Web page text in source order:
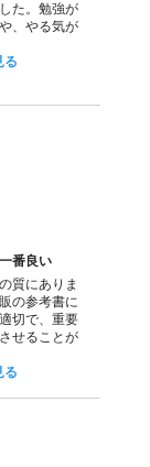
た。勉強が
、やる気が
、本当に助
る
番良い
質にありま
の参考書に
切で、重要
せることが
トにまとま
る